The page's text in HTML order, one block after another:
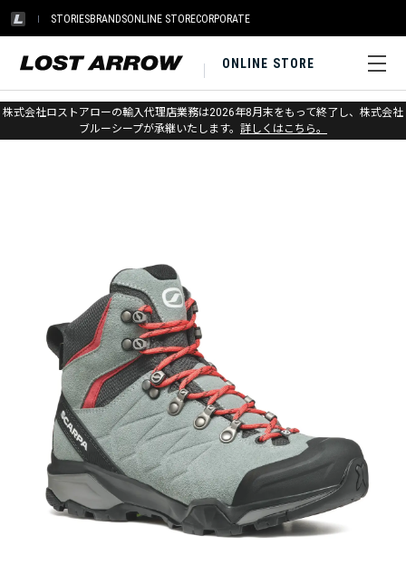
STORIESBRANDSONLINE STORECORPORATE
ONLINE STORE
株式会社ロストアローの輸入代理店業務は2026年8月末をもって終了し、株式会社
ブルーシープが承継いたします。 詳しくはこちら。
ホーム > スカルパ > トレイル